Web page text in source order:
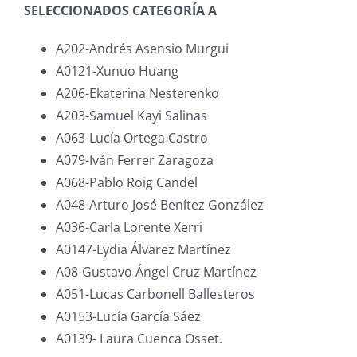
SELECCIONADOS CATEGORÍA A
A202-Andrés Asensio Murgui
A0121-Xunuo Huang
A206-Ekaterina Nesterenko
A203-Samuel Kayi Salinas
A063-Lucía Ortega Castro
A079-Iván Ferrer Zaragoza
A068-Pablo Roig Candel
A048-Arturo José Benítez González
A036-Carla Lorente Xerri
A0147-Lydia Álvarez Martínez
A08-Gustavo Ángel Cruz Martínez
A051-Lucas Carbonell Ballesteros
A0153-Lucía García Sáez
A0139- Laura Cuenca Osset.